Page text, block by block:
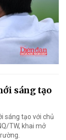
sáng tạo
sáng tạo với chủ
TW, khai mở